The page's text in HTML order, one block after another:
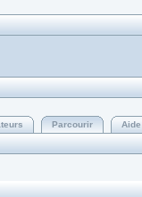
Parcourir
Aide